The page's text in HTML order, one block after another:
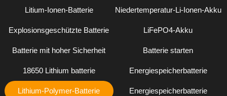
Litium-Ionen-Batterie Niedertemperatur-Li-Ionen-Akku
Explosionsgeschützte Batterie LiFePO4-Akku
Batterie mit hoher Sicherheit Batterie starten
18650 Lithium batterie Energiespeicherbatterie
Lithium-Polymer-Batterie Energiespeicherbatterie